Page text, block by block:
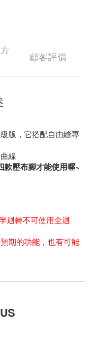
顧客評價
版， 它搭配自由縫專
線
款壓布腳才能使用喔~
迴轉不可使用全迴
期的功能，也有可能